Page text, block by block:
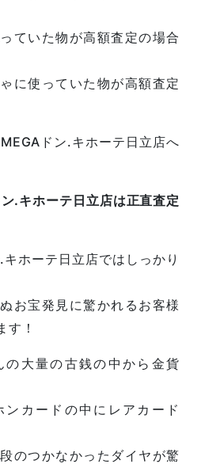
ていた物が高額査定の場合
に使っていた物が高額査定
ドン.キホーテ日立店へ
.キホーテ日立店は正直査定
ホーテ日立店ではしっかり
お宝発見に驚かれるお客様
す！
の大量の古銭の中から金貨
ンカードの中にレアカード
のつかなかったダイヤが驚